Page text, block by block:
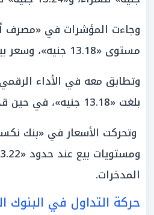
مستوى «13.18 جنيه»، وسعر بيع بلغ «13.21 جنيه».
بلغت «13.18 جنيه»، في حين قدم سعر البيع عند حدود «13.21 جنيه».
المدخرات.
حركة التداول في البنوك